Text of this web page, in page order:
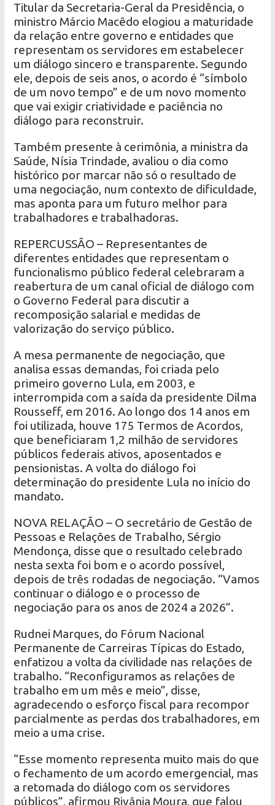
Titular da Secretaria-Geral da Presidência, o
ministro Márcio Macêdo elogiou a maturidade
da relação entre governo e entidades que
representam os servidores em estabelecer
um diálogo sincero e transparente. Segundo
ele, depois de seis anos, o acordo é “símbolo
de um novo tempo” e de um novo momento
que vai exigir criatividade e paciência no
diálogo para reconstruir.
Também presente à cerimônia, a ministra da
Saúde, Nísia Trindade, avaliou o dia como
histórico por marcar não só o resultado de
uma negociação, num contexto de dificuldade,
mas aponta para um futuro melhor para
trabalhadores e trabalhadoras.
REPERCUSSÃO – Representantes de
diferentes entidades que representam o
funcionalismo público federal celebraram a
reabertura de um canal oficial de diálogo com
o Governo Federal para discutir a
recomposição salarial e medidas de
valorização do serviço público.
A mesa permanente de negociação, que
analisa essas demandas, foi criada pelo
primeiro governo Lula, em 2003, e
interrompida com a saída da presidente Dilma
Rousseff, em 2016. Ao longo dos 14 anos em
foi utilizada, houve 175 Termos de Acordos,
que beneficiaram 1,2 milhão de servidores
públicos federais ativos, aposentados e
pensionistas. A volta do diálogo foi
determinação do presidente Lula no início do
mandato.
NOVA RELAÇÃO – O secretário de Gestão de
Pessoas e Relações de Trabalho, Sérgio
Mendonça, disse que o resultado celebrado
nesta sexta foi bom e o acordo possível,
depois de três rodadas de negociação. “Vamos
continuar o diálogo e o processo de
negociação para os anos de 2024 a 2026”.
Rudnei Marques, do Fórum Nacional
Permanente de Carreiras Típicas do Estado,
enfatizou a volta da civilidade nas relações de
trabalho. “Reconfiguramos as relações de
trabalho em um mês e meio”, disse,
agradecendo o esforço fiscal para recompor
parcialmente as perdas dos trabalhadores, em
meio a uma crise.
“Esse momento representa muito mais do que
o fechamento de um acordo emergencial, mas
a retomada do diálogo com os servidores
públicos”, afirmou Rivânia Moura, que falou